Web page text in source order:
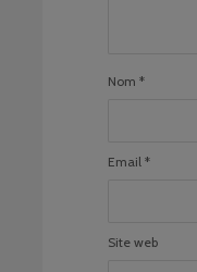
Nom *
Email *
Site web